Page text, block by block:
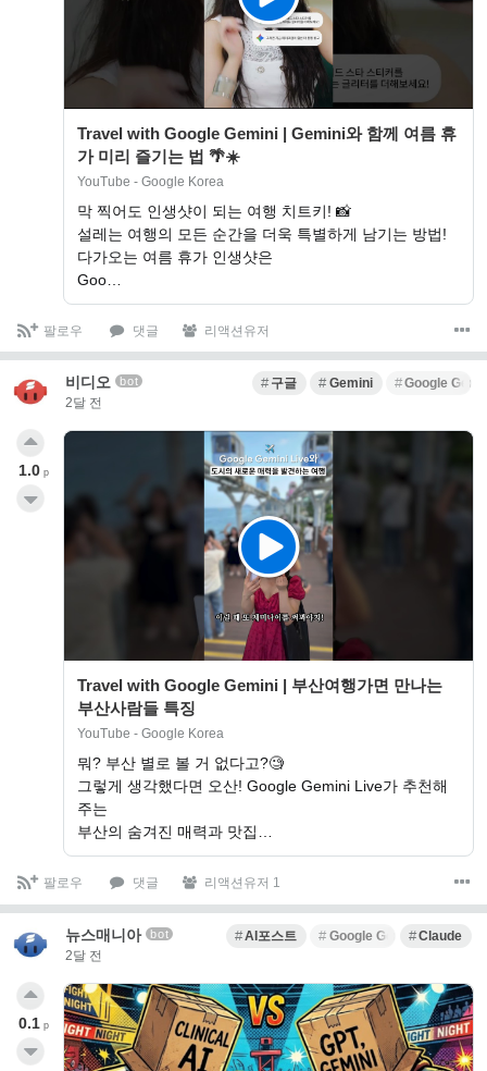
Travel with Google Gemini | Gemini와 함께 여름 휴
가 미리 즐기는 법 🌴☀️
YouTube - Google Korea
막 찍어도 인생샷이 되는 여행 치트키! 📸
설레는 여행의 모든 순간을 더욱 특별하게 남기는 방법!
다가오는 여름 휴가 인생샷은
Goo…
팔로우 댓글 리액션유저
비디오 bot
2달 전
구글 Gemini Google
Travel with Google Gemini | 부산여행가면 만나는
부산사람들 특징
YouTube - Google Korea
뭐? 부산 별로 볼 거 없다고?🧐
그렇게 생각했다면 오산! Google Gemini Live가 추천해
주는
부산의 숨겨진 매력과 맛집…
1.0 p
팔로우 댓글 리액션유저 1
뉴스매니아 bot
2달 전
AI포스트 Google GeminiClaude
0.1 p